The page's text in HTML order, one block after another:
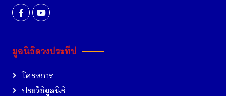
มูลนิธิดวงประทีป
โครงการ
ประวัติมูลนิธิ